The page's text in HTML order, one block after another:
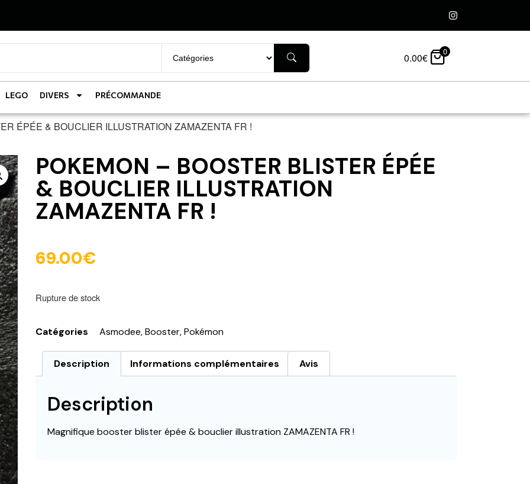
0.00€ 0
LEGO DIVERS PRÉCOMMANDE
ÉPÉE & BOUCLIER ILLUSTRATION ZAMAZENTA FR !
POKEMON – BOOSTER BLISTER ÉPÉE
& BOUCLIER ILLUSTRATION
ZAMAZENTA FR !
69.00€
Rupture de stock
Catégories Asmodee,Booster,Pokémon
Description Informations complémentaires Avis
Description
Magnifique booster blister épée & bouclier illustration ZAMAZENTA FR !